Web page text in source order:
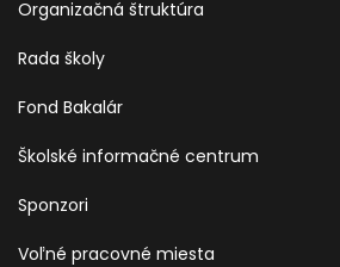
Organizačná štruktúra
Rada školy
Fond Bakalár
Školské informačné centrum
Sponzori
Voľné pracovné miesta